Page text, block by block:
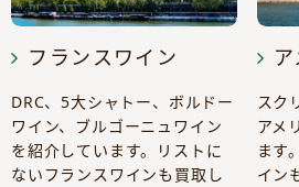
フランスワイン
DRC、5大シャトー、ボルドー
ワイン、ブルゴーニュワイン
を紹介しています。リストに
ないフランスワインも買取し
スク
アメ
ます
イン